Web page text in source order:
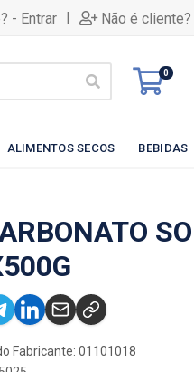
- Entrar | Não é
0
ALIMENTOS SECOS BEBIDAS
Fabricante: 01101018